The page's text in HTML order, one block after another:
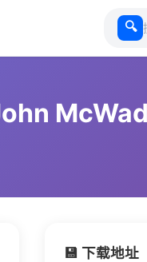
🔍
💾 下载地址